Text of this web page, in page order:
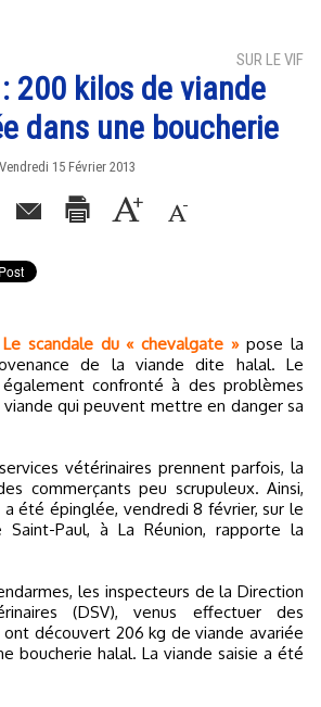
SUR LE VIF
200 kilos de viande
dans une boucherie
15 Février 2013
Le scandale du « chevalgate »pose la
de la viande dite halal. Le
confronté à des problèmes
qui peuvent mettre en danger sa
vétérinaires prennent parfois, la
commerçants peu scrupuleux. Ainsi,
a été épinglée, vendredi 8 février, sur le
Paul, à La Réunion, rapporte la
les inspecteurs de la Direction
(DSV), venus effectuer des
ont découvert 206 kg de viande avariée
boucherie halal. La viande saisie a été